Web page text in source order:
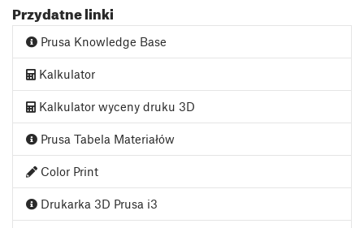
Przydatne linki
Prusa Knowledge Base
Kalkulator
Kalkulator wyceny druku 3D
Prusa Tabela Materiałów
Color Print
Drukarka 3D Prusa i3